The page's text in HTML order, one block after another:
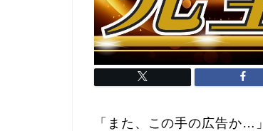
「また、この手の広告か…」